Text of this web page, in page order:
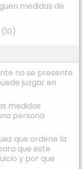
medidas de
no se presente
juzgar en
medidas
persona
que ordene la
que este
y por que